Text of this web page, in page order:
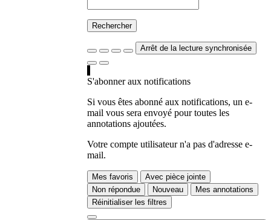
Rechercher
Arrêt de la lecture synchronisée
S'abonner aux notifications
Si vous êtes abonné aux notifications, un e-
mail vous sera envoyé pour toutes les
annotations ajoutées.
Votre compte utilisateur n'a pas d'adresse e-
mail.
Mes favoris
Avec pièce jointe
Non répondue
Nouveau
Mes annotations
Réinitialiser les filtres